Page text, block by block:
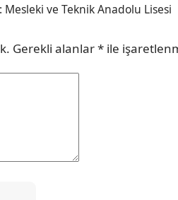
ve Teknik Anadolu Lisesi
Gerekli alanlar* ile